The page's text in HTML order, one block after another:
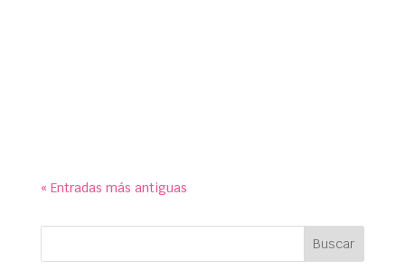
« Entradas más antiguas